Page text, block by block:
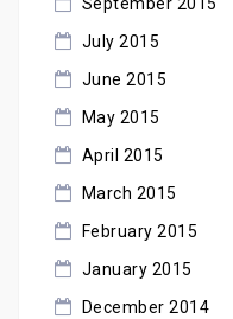
July 2015
June 2015
May 2015
April 2015
March 2015
February 2015
January 2015
December 2014